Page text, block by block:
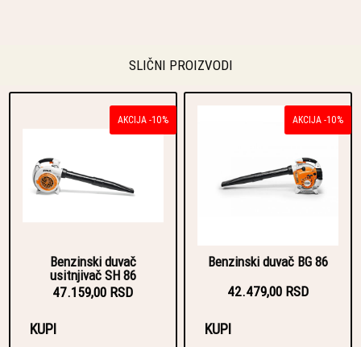
SLIČNI PROIZVODI
AKCIJA -10%
Benzinski duvač
usitnjivač SH 86
47.159,00 RSD
KUPI
AKCIJA -10%
Benzinski duvač BG 86
42.479,00 RSD
KUPI